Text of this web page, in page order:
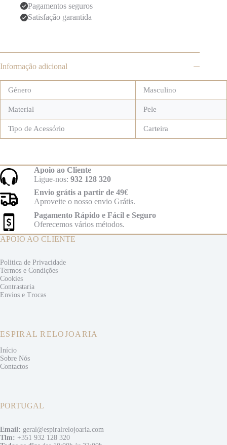
Pagamentos seguros
Satisfação garantida
Informação adicional
Género Masculino
Material Pele
Tipo de Acessório Carteira
Apoio ao Cliente
Ligue-nos: 932 128 320
Envio grátis a partir de 49€
Aproveite o nosso envio Grátis.
Pagamento Rápido e Fácil e Seguro
Oferecemos vários métodos.
APOIO AO CLIENTE
Politica de Privacidade
Termos e Condições
Cookies
Contrastaria
Envios e Trocas
ESPIRAL RELOJOARIA
Início
Sobre Nós
Contactos
PORTUGAL
Email: geral@espiralrelojoaria.com
Tlm: +351 932 128 320